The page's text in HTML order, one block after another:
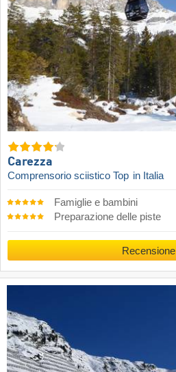
Carezza
Comprensorio sciistico Top in Italia
Famiglie e bambini
Preparazione delle piste
Recensione